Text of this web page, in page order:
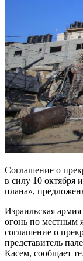
Соглашение о
в силу 10 октября
плана»,
Израильская
огонь по местным
соглашение о
представитель
Касем, сообщает